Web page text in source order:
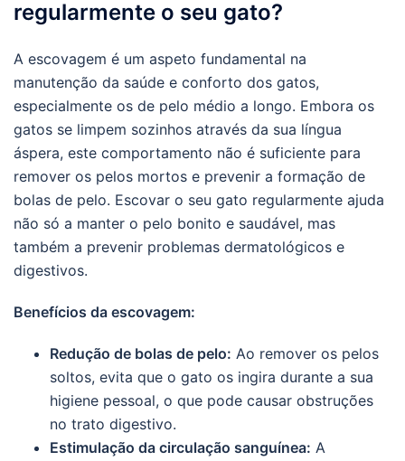
regularmente o seu gato?
A escovagem é um aspeto fundamental na
manutenção da saúde e conforto dos gatos,
especialmente os de pelo médio a longo. Embora os
gatos se limpem sozinhos através da sua língua
áspera, este comportamento não é suficiente para
remover os pelos mortos e prevenir a formação de
bolas de pelo. Escovar o seu gato regularmente ajuda
não só a manter o pelo bonito e saudável, mas
também a prevenir problemas dermatológicos e
digestivos.
Benefícios da escovagem:
Redução de bolas de pelo: Ao remover os pelos
soltos, evita que o gato os ingira durante a sua
higiene pessoal, o que pode causar obstruções
no trato digestivo.
Estimulação da circulação sanguínea: A